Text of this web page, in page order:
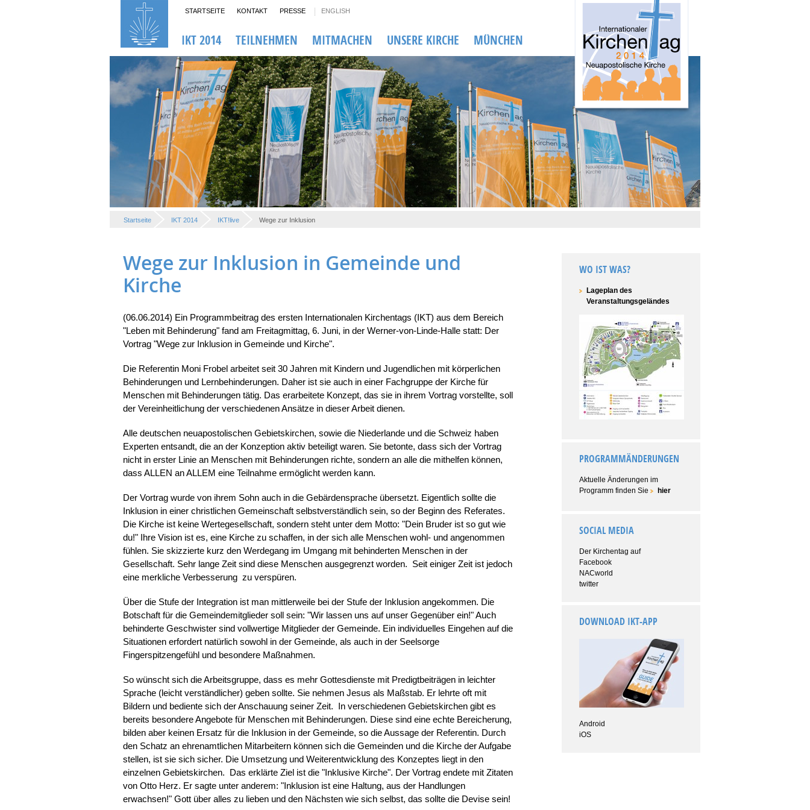
STARTSEITE KONTAKT PRESSE ENGLISH
IKT 2014 TEILNEHMEN MITMACHEN UNSERE KIRCHE MÜNCHEN
Startseite IKT 2014 IKT!live Wege zur Inklusion
Wege zur Inklusion in Gemeinde und
Kirche
(06.06.2014) Ein Programmbeitrag des ersten Internationalen Kirchentags (IKT) aus dem Bereich
"Leben mit Behinderung" fand am Freitagmittag, 6. Juni, in der Werner-von-Linde-Halle statt: Der
Vortrag "Wege zur Inklusion in Gemeinde und Kirche".
Die Referentin Moni Frobel arbeitet seit 30 Jahren mit Kindern und Jugendlichen mit körperlichen
Behinderungen und Lernbehinderungen. Daher ist sie auch in einer Fachgruppe der Kirche für
Menschen mit Behinderungen tätig. Das erarbeitete Konzept, das sie in ihrem Vortrag vorstellte, soll
der Vereinheitlichung der verschiedenen Ansätze in dieser Arbeit dienen.
Alle deutschen neuapostolischen Gebietskirchen, sowie die Niederlande und die Schweiz haben
Experten entsandt, die an der Konzeption aktiv beteiligt waren. Sie betonte, dass sich der Vortrag
nicht in erster Linie an Menschen mit Behinderungen richte, sondern an alle die mithelfen können,
dass ALLEN an ALLEM eine Teilnahme ermöglicht werden kann.
Der Vortrag wurde von ihrem Sohn auch in die Gebärdensprache übersetzt. Eigentlich sollte die
Inklusion in einer christlichen Gemeinschaft selbstverständlich sein, so der Beginn des Referates.
Die Kirche ist keine Wertegesellschaft, sondern steht unter dem Motto: "Dein Bruder ist so gut wie
du!" Ihre Vision ist es, eine Kirche zu schaffen, in der sich alle Menschen wohl- und angenommen
fühlen. Sie skizzierte kurz den Werdegang im Umgang mit behinderten Menschen in der
Gesellschaft. Sehr lange Zeit sind diese Menschen ausgegrenzt worden. Seit einiger Zeit ist jedoch
eine merkliche Verbesserung zu verspüren.
Über die Stufe der Integration ist man mittlerweile bei der Stufe der Inklusion angekommen. Die
Botschaft für die Gemeindemitglieder soll sein: "Wir lassen uns auf unser Gegenüber ein!" Auch
behinderte Geschwister sind vollwertige Mitglieder der Gemeinde. Ein individuelles Eingehen auf die
Situationen erfordert natürlich sowohl in der Gemeinde, als auch in der Seelsorge
Fingerspitzengefühl und besondere Maßnahmen.
So wünscht sich die Arbeitsgruppe, dass es mehr Gottesdienste mit Predigtbeiträgen in leichter
Sprache (leicht verständlicher) geben sollte. Sie nehmen Jesus als Maßstab. Er lehrte oft mit
Bildern und bediente sich der Anschauung seiner Zeit. In verschiedenen Gebietskirchen gibt es
bereits besondere Angebote für Menschen mit Behinderungen. Diese sind eine echte Bereicherung,
bilden aber keinen Ersatz für die Inklusion in der Gemeinde, so die Aussage der Referentin. Durch
den Schatz an ehrenamtlichen Mitarbeitern können sich die Gemeinden und die Kirche der Aufgabe
stellen, ist sie sich sicher. Die Umsetzung und Weiterentwicklung des Konzeptes liegt in den
einzelnen Gebietskirchen. Das erklärte Ziel ist die "Inklusive Kirche". Der Vortrag endete mit Zitaten
von Otto Herz. Er sagte unter anderem: "Inklusion ist eine Haltung, aus der Handlungen
erwachsen!" Gott über alles zu lieben und den Nächsten wie sich selbst, das sollte die Devise sein!
WO IST WAS?
Lageplan des
Veranstaltungsgeländes
PROGRAMMÄNDERUNGEN
Aktuelle Änderungen im
Programm finden Sie
hier
SOCIAL MEDIA
Der Kirchentag auf
Facebook
NACworld
twitter
DOWNLOAD IKT-APP
Android
iOS